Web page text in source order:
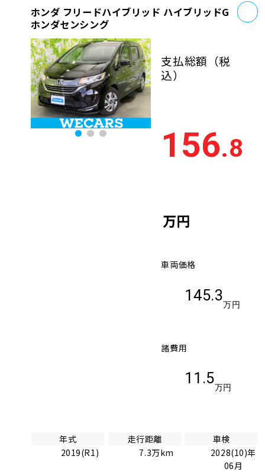
ホンダ フリードハイブリッド ハイブリッドG
ホンダセンシング
支払総額 （税
込）
156.8
万円
車両価格
145.3
万円
諸費用
11.5
万円
年式
2019(R1)
走行距離
7.3万km
車検
2028(10)年
06月